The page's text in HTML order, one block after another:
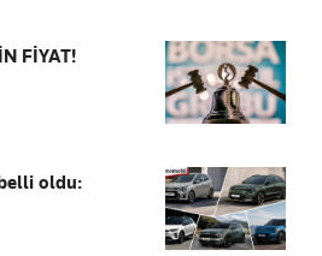
FİYAT!
oldu: